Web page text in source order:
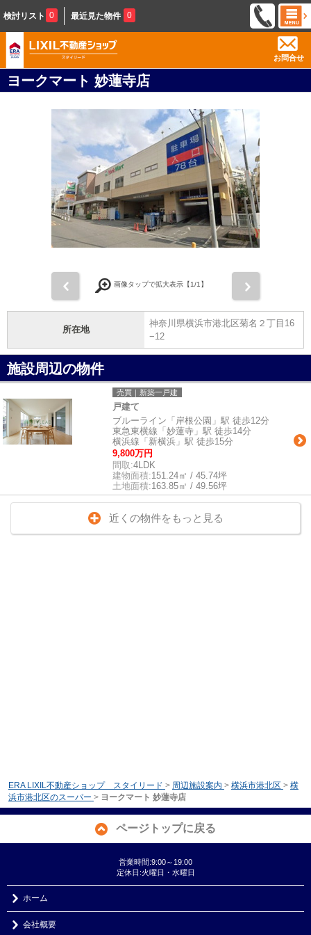
検討リスト 0 最近見た物件 0
お問合せ
ヨークマート 妙蓮寺店
画像タップで拡大表示【1/1】
所在地
神奈川県横浜市港北区菊名２丁目16
−12
施設周辺の物件
売買｜新築一戸建
戸建て
ブルーライン「岸根公園」駅 徒歩12分
東急東横線「妙蓮寺」駅 徒歩14分
横浜線「新横浜」駅 徒歩15分
9,800万円
間取:4LDK
建物面積:151.24㎡ / 45.74坪
土地面積:163.85㎡ / 49.56坪
近くの物件をもっと見る
ERA LIXIL不動産ショップ スタイリード > 周辺施設案内 > 横浜市港北区 > 横
浜市港北区のスーパー > ヨークマート 妙蓮寺店
ページトップに戻る
営業時間:9:00～19:00
定休日:火曜日・水曜日
ホーム
会社概要